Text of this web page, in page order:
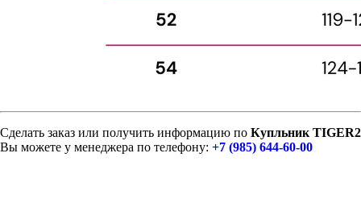
Сделать заказ или получить информацию по Купльник TIGER2
Вы можете у менеджера по телефону: +7 (985) 644-60-00